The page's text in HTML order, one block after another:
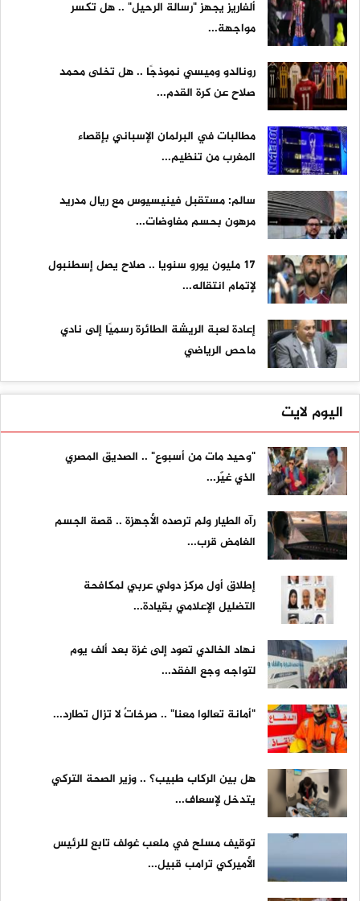
ألفاريز يجهز "رسالة الرحيل" .. هل تكسر
مواجهة...
رونالدو وميسي نموذجًا .. هل تخلى محمد
صلاح عن كرة القدم...
مطالبات في البرلمان الإسباني بإقصاء
المغرب من تنظيم...
سالم: مستقبل فينيسيوس مع ريال مدريد
مرهون بحسم مفاوضات...
17 مليون يورو سنويا .. صلاح يصل إسطنبول
لإتمام انتقاله...
إعادة لعبة الريشة الطائرة رسميًا إلى نادي
ماحص الرياضي
اليوم لايت
"وحيد مات من أسبوع" .. الصديق المصري
الذي غيّر...
رآه الطيار ولم ترصده الأجهزة .. قصة الجسم
الغامض قرب...
إطلاق أول مركز دولي عربي لمكافحة
التضليل الإعلامي بقيادة...
نهاد الخالدي تعود إلى غزة بعد ألف يوم
لتواجه وجع الفقد...
"أمانة تعالوا معنا" .. صرخاتٌ لا تزال تطارد...
هل بين الركاب طبيب؟ .. وزير الصحة التركي
يتدخل لإسعاف...
توقيف مسلح في ملعب غولف تابع للرئيس
الأميركي ترامب قبيل...